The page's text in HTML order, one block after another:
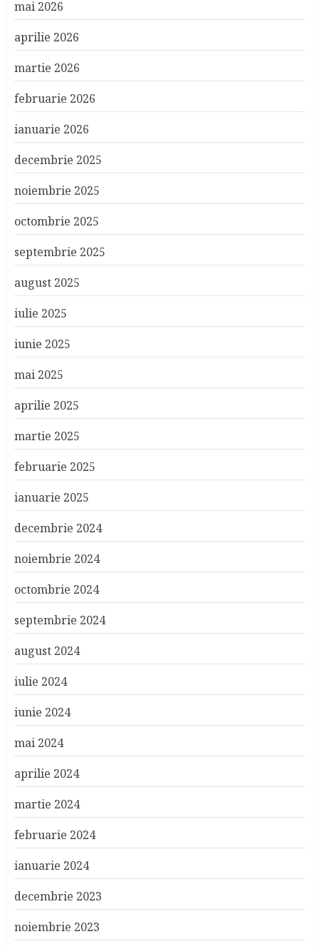
mai 2026
aprilie 2026
martie 2026
februarie 2026
ianuarie 2026
decembrie 2025
noiembrie 2025
octombrie 2025
septembrie 2025
august 2025
iulie 2025
iunie 2025
mai 2025
aprilie 2025
martie 2025
februarie 2025
ianuarie 2025
decembrie 2024
noiembrie 2024
octombrie 2024
septembrie 2024
august 2024
iulie 2024
iunie 2024
mai 2024
aprilie 2024
martie 2024
februarie 2024
ianuarie 2024
decembrie 2023
noiembrie 2023